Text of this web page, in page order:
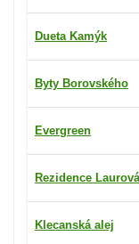
Dueta Kamýk
Byty Borovského
Evergreen
Rezidence Laurová
Klecanská alej